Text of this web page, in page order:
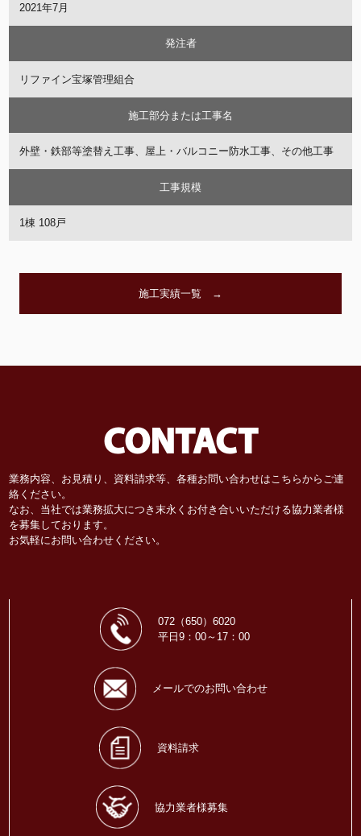
2021年7月
発注者
リファイン宝塚管理組合
施工部分または工事名
外壁・鉄部等塗替え工事、屋上・バルコニー防水工事、その他工事
工事規模
1棟 108戸
施工実績一覧 →
CONTACT
業務内容、お見積り、資料請求等、各種お問い合わせはこちらからご連
絡ください。
なお、当社では業務拡大につき末永くお付き合いいただける協力業者様
を募集しております。
お気軽にお問い合わせください。
072（650）6020
平日9：00～17：00
メールでのお問い合わせ
資料請求
協力業者様募集